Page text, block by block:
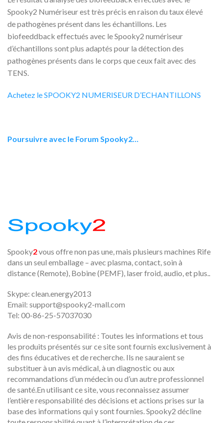
Spooky2 Numériseur est très précis en raison du taux élevé
de pathogènes présent dans les échantillons. Les
biofeeddback effectués avec le Spooky2 numériseur
d’échantillons sont plus adaptés pour la détection des
pathogènes présents dans le corps que ceux fait avec des
TENS.
Achetez le SPOOKY2 NUMERISEUR D’ECHANTILLONS
Poursuivre avec le Forum Spooky2…
Spooky2vous offre non pas une, mais plusieurs machines Rife
dans un seul emballage – avec plasma, contact, soin à
distance (Remote), Bobine (PEMF), laser froid, audio, et plus..
Skype: clean.energy2013
Email: support@spooky2-mall.com
Tel: 00-86-25-57037030
Avis de non-responsabilité : Toutes les informations et tous
les produits présentés sur ce site sont fournis exclusivement à
des fins éducatives et de recherche. Ils ne sauraient se
substituer à un avis médical, à un diagnostic ou aux
recommandations d’un médecin ou d’un autre professionnel
de santé.En utilisant ce site, vous reconnaissez assumer
l’entière responsabilité des décisions et actions prises sur la
base des informations qui y sont fournies. Spooky2 décline